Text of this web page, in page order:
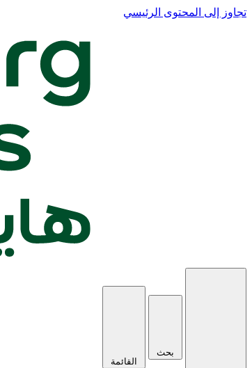
تجاوز إلى المحتوى الرئيسي
بحث
القائمة